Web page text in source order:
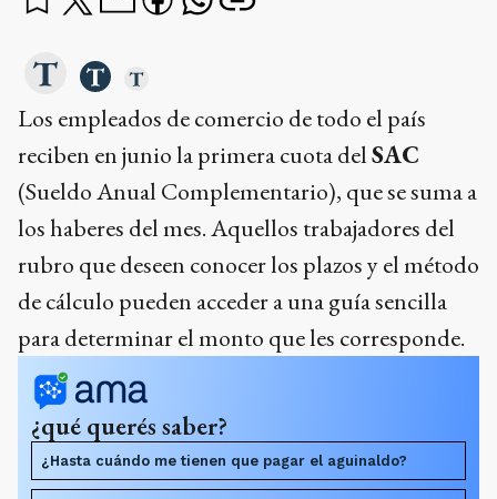
Los empleados de comercio de todo el país
reciben en junio la primera cuota delSAC
(Sueldo Anual Complementario), que se suma a
los haberes del mes. Aquellos trabajadores del
rubro que deseen conocer los plazos y el método
de cálculo pueden acceder a una guía sencilla
para determinar el monto que les corresponde.
¿qué querés saber?
¿Hasta cuándo me tienen que pagar el aguinaldo?